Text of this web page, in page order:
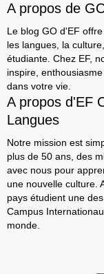
A propos de
Le blog GO d'EF
les langues, la
étudiante. Chez EF,
inspire,
dans votre vie.
A propos d'EF
Langues
Notre mission est
plus de 50 ans, des
avec nous pour
une nouvelle culture.
pays étudient une
Campus
monde.